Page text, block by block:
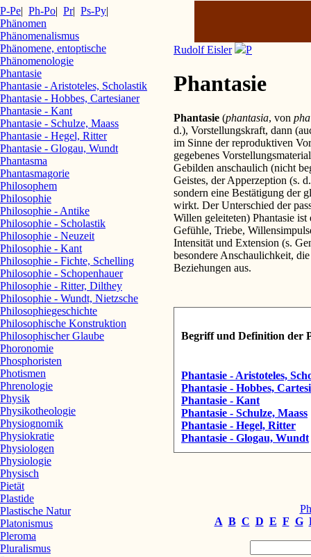
Rudolf Eisler P
Phantasie
Phantasie (phantasia, von
d.), Vorstellungskraft, dann
im Sinne der reproduktiven
gegebenes
Gebilden anschaulich (nicht
Geistes, der Apperzeption (s.
sondern eine Bestätigung der
wirkt. Der Unterschied der
Willen geleiteten) Phantasie
Gefühle, Triebe,
Intensität und Extension (s.
besondere Anschaulichkeit,
Beziehungen aus.
Begriff und Definition der
Phantasie - Aristoteles,
Phantasie - Hobbes,
Phantasie - Kant
Phantasie - Schulze, Maass
Phantasie - Hegel, Ritter
Phantasie - Glogau, Wundt
A B C D E F G
P-Pe| Ph-Po| Pr| Ps-Py|
Phänomen
Phänomenalismus
Phänomene, entoptische
Phänomenologie
Phantasie
Phantasie - Aristoteles, Scholastik
Phantasie - Hobbes, Cartesianer
Phantasie - Kant
Phantasie - Schulze, Maass
Phantasie - Hegel, Ritter
Phantasie - Glogau, Wundt
Phantasma
Phantasmagorie
Philosophem
Philosophie
Philosophie - Antike
Philosophie - Scholastik
Philosophie - Neuzeit
Philosophie - Kant
Philosophie - Fichte, Schelling
Philosophie - Schopenhauer
Philosophie - Ritter, Dilthey
Philosophie - Wundt, Nietzsche
Philosophiegeschichte
Philosophische Konstruktion
Philosophischer Glaube
Phoronomie
Phosphoristen
Photismen
Phrenologie
Physik
Physikotheologie
Physiognomik
Physiokratie
Physiologen
Physiologie
Physisch
Pietät
Plastide
Plastische Natur
Platonismus
Pleroma
Pluralismus